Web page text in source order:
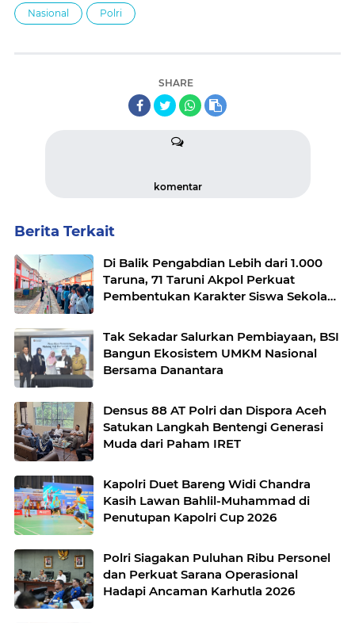
Nasional Polri
SHARE
komentar
Berita Terkait
Di Balik Pengabdian Lebih dari 1.000
Taruna, 71 Taruni Akpol Perkuat
Pembentukan Karakter Siswa Sekolah
Tak Sekadar Salurkan Pembiayaan, BSI
Bangun Ekosistem UMKM Nasional
Bersama Danantara
Densus 88 AT Polri dan Dispora Aceh
Satukan Langkah Bentengi Generasi
Muda dari Paham IRET
Kapolri Duet Bareng Widi Chandra
Kasih Lawan Bahlil-Muhammad di
Penutupan Kapolri Cup 2026
Polri Siagakan Puluhan Ribu Personel
dan Perkuat Sarana Operasional
Hadapi Ancaman Karhutla 2026